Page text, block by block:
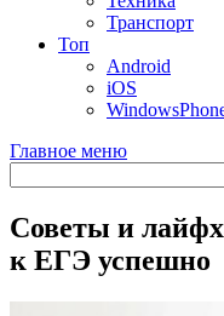
Транспорт
Топ
Android
iOS
Главное меню
Советы и
к ЕГЭ успешно